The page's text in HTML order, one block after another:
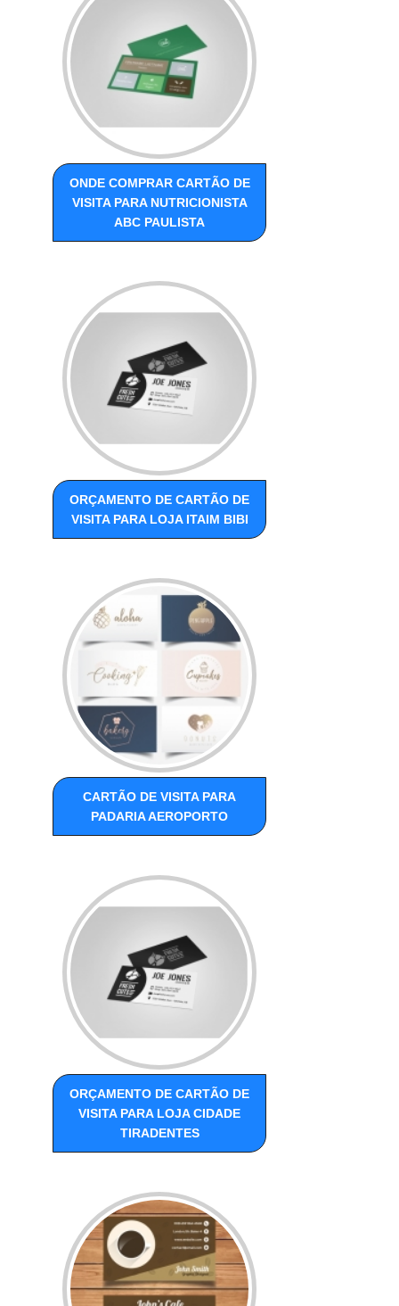
ONDE COMPRAR CARTÃO DE
VISITA PARA NUTRICIONISTA
ABC PAULISTA
ORÇAMENTO DE CARTÃO DE
VISITA PARA LOJA ITAIM BIBI
CARTÃO DE VISITA PARA
PADARIA AEROPORTO
ORÇAMENTO DE CARTÃO DE
VISITA PARA LOJA CIDADE
TIRADENTES